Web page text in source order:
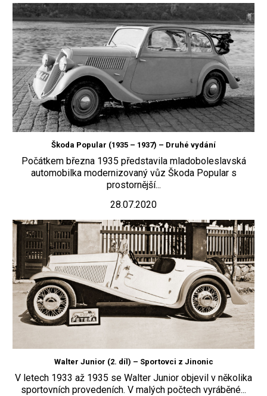
Škoda Popular (1935 – 1937) – Druhé vydání
Počátkem března 1935 představila mladoboleslavská
automobilka modernizovaný vůz Škoda Popular s
prostornější...
28.07.2020
Walter Junior (2. díl) – Sportovci z Jinonic
V letech 1933 až 1935 se Walter Junior objevil v několika
sportovních provedeních. V malých počtech vyráběné...